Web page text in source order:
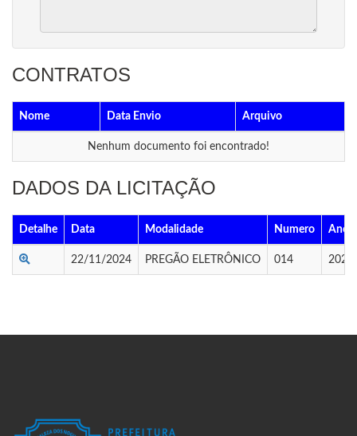
CONTRATOS
Nome Data Envio Arquivo
Nenhum documento foi encontrado!
DADOS DA LICITAÇÃO
Detalhe Data Modalidade Numero Ano
22/11/2024 PREGÃO ELETRÔNICO 014 2024